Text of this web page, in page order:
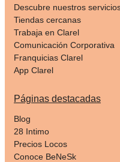
Descubre nuestros
Tiendas cercanas
Trabaja en Clarel
Comunicación Corporativa
Franquicias Clarel
App Clarel
Páginas destacadas
Blog
28 Intimo
Precios Locos
Conoce BeNeSk